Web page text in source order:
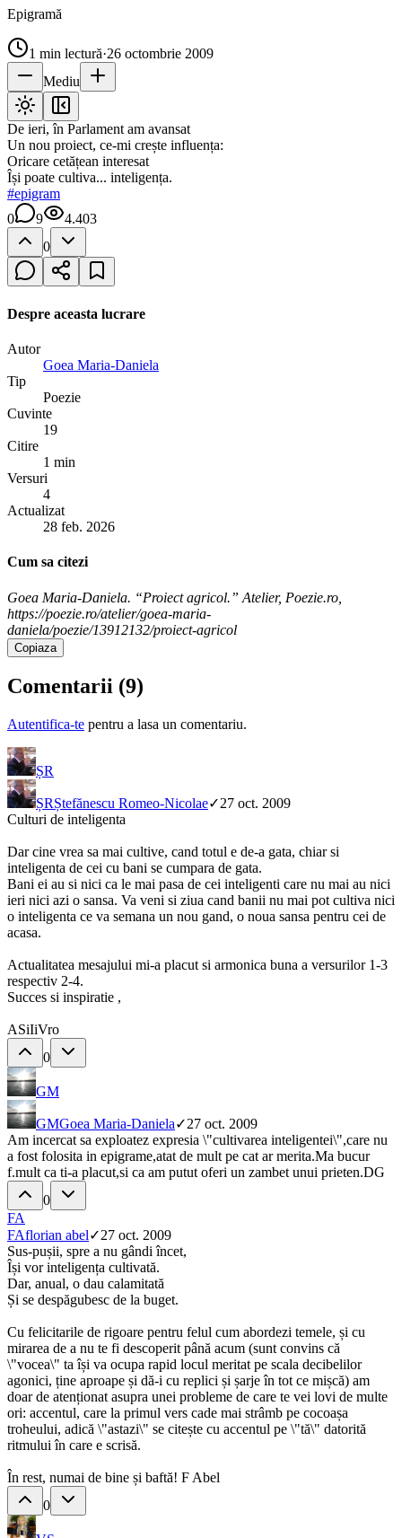
Epigramă
1 min lectură·26 octombrie 2009
Mediu
De ieri, în Parlament am avansat
Un nou proiect, ce-mi crește influența:
Oricare cetățean interesat
Își poate cultiva... inteligența.
#epigram
0
9
4.403
0
Despre aceasta lucrare
Autor
Goea Maria-Daniela
Tip
Poezie
Cuvinte
19
Citire
1 min
Versuri
4
Actualizat
28 feb. 2026
Cum sa citezi
Goea Maria-Daniela. “Proiect agricol.” Atelier, Poezie.ro,
https://poezie.ro/atelier/goea-maria-
daniela/poezie/13912132/proiect-agricol
Copiaza
Comentarii (9)
Autentifica-te pentru a lasa un comentariu.
ȘR
ȘRȘtefănescu Romeo-Nicolae✓27 oct. 2009
Culturi de inteligenta
Dar cine vrea sa mai cultive, cand totul e de-a gata, chiar si
inteligenta de cei cu bani se cumpara de gata.
Bani ei au si nici ca le mai pasa de cei inteligenti care nu mai au nici
ieri nici azi o sansa. Va veni si ziua cand banii nu mai pot cultiva nici
o inteligenta ce va semana un nou gand, o noua sansa pentru cei de
acasa.
Actualitatea mesajului mi-a placut si armonica buna a versurilor 1-3
respectiv 2-4.
Succes si inspiratie ,
ASiIiVro
0
GM
GMGoea Maria-Daniela✓27 oct. 2009
Am incercat sa exploatez expresia \"cultivarea inteligentei\",care nu
a fost folosita in epigrame,atat de mult pe cat ar merita.Ma bucur
f.mult ca ti-a placut,si ca am putut oferi un zambet unui prieten.DG
0
FA
FAflorian abel✓27 oct. 2009
Sus-pușii, spre a nu gândi încet,
Își vor inteligența cultivată.
Dar, anual, o dau calamitată
Și se despăgubesc de la buget.
Cu felicitarile de rigoare pentru felul cum abordezi temele, și cu
mirarea de a nu te fi descoperit până acum (sunt convins că
\"vocea\" ta își va ocupa rapid locul meritat pe scala decibelilor
agonici, ține aproape și dă-i cu replici și șarje în tot ce mișcă) am
doar de atenționat asupra unei probleme de care te vei lovi de multe
ori: accentul, care la primul vers cade mai strâmb pe cocoașa
troheului, adică \"astazi\" se citește cu accentul pe \"tă\" datorită
ritmului în care e scrisă.
În rest, numai de bine și baftă! F Abel
0